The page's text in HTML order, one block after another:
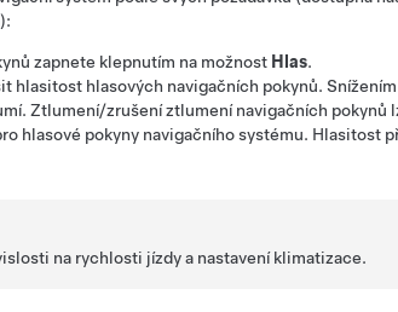
zapnete klepnutím na možnost Hlas.
hlasitost hlasových navigačních pokynů.
Ztlumení/zrušení ztlumení navigačních pokynů
hlasové pokyny navigačního systému. Hlasitost
na rychlosti jízdy a nastavení klimatizace.